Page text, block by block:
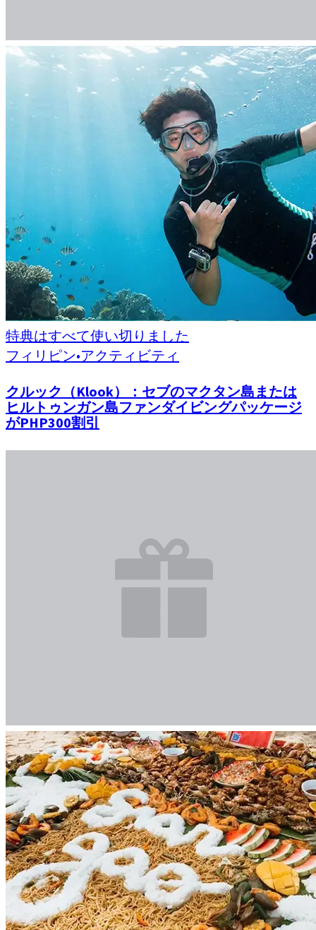
特典はすべて使い切りました
フィリピン•アクティビティ
クルック（Klook）：セブのマクタン島または
ヒルトゥンガン島ファンダイビングパッケージ
がPHP300割引